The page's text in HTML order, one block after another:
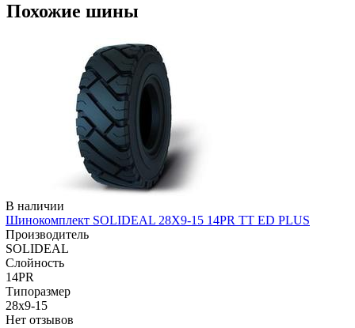
Похожие шины
В наличии
Шинокомплект SOLIDEAL 28X9-15 14PR TT ED PLUS
Производитель
SOLIDEAL
Слойность
14PR
Типоразмер
28x9-15
Нет отзывов